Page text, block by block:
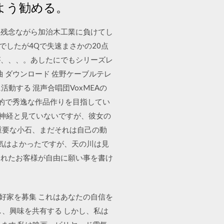
勧める。
念ながら加治木工業に負けてし
したが4Qで失速まさかの20点
、、。あしたにでもシリーズレ
ダウンロード 佐野ケーブルテレ
動する 混声合唱団VoxMEAの
で秀逸な作品作りを目指してい
経と見ていないですが、彼女の
な小石、まだそれは自己の動
はよかったですが、天の川は見
たお客様が自由に願い事を書け
家を募集 これはあなたの自信を
興味を共有する しかし、私は